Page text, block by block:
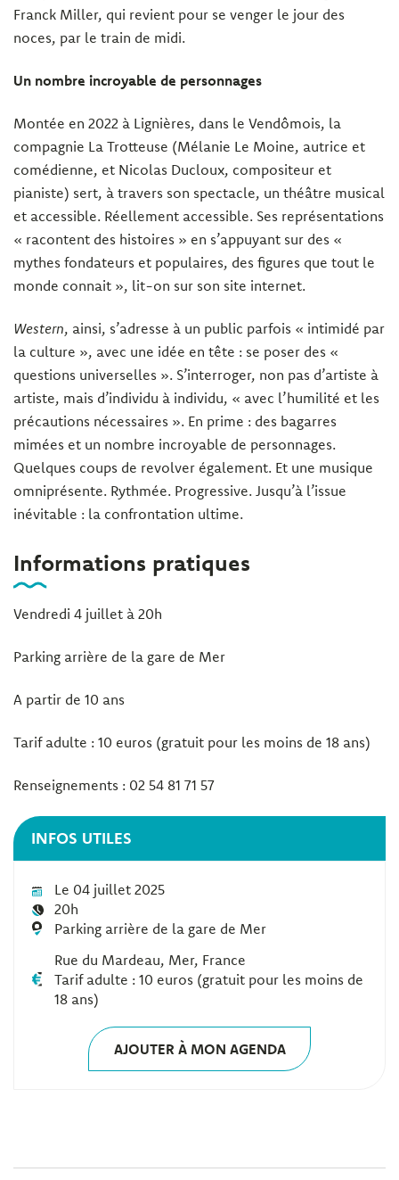
Franck Miller, qui revient pour se venger le jour des
noces, par le train de midi.
Un nombre incroyable de personnages
Montée en 2022 à Lignières, dans le Vendômois, la
compagnie La Trotteuse (Mélanie Le Moine, autrice et
comédienne, et Nicolas Ducloux, compositeur et
pianiste) sert, à travers son spectacle, un théâtre musical
et accessible. Réellement accessible. Ses représentations
« racontent des histoires » en s’appuyant sur des «
mythes fondateurs et populaires, des figures que tout le
monde connait », lit-on sur son site internet.
Western, ainsi, s’adresse à un public parfois « intimidé par
la culture », avec une idée en tête : se poser des «
questions universelles ». S’interroger, non pas d’artiste à
artiste, mais d’individu à individu, « avec l’humilité et les
précautions nécessaires ». En prime : des bagarres
mimées et un nombre incroyable de personnages.
Quelques coups de revolver également. Et une musique
omniprésente. Rythmée. Progressive. Jusqu’à l’issue
inévitable : la confrontation ultime.
Informations pratiques
Vendredi 4 juillet à 20h
Parking arrière de la gare de Mer
A partir de 10 ans
Tarif adulte : 10 euros (gratuit pour les moins de 18 ans)
Renseignements : 02 54 81 71 57
INFOS UTILES
Le 04 juillet 2025
20h
Parking arrière de la gare de Mer
Rue du Mardeau, Mer, France
Tarif adulte : 10 euros (gratuit pour les moins de
18 ans)
AJOUTER À MON AGENDA